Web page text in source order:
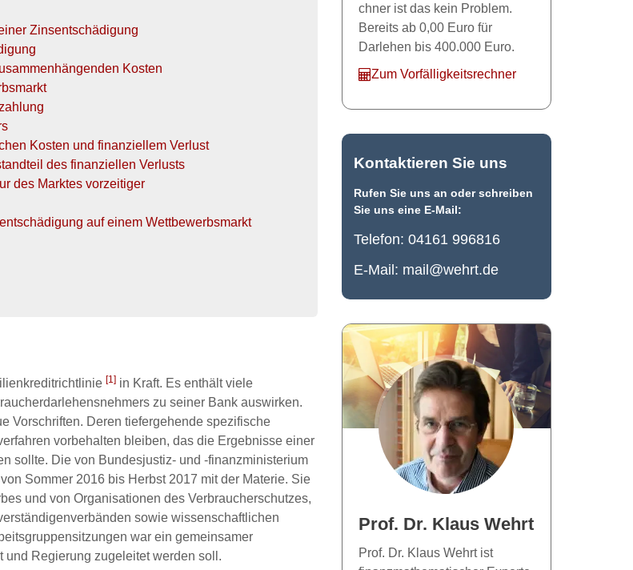
Zinsentschädigung
Kosten
Kosten und finanziellem Verlust
des finanziellen Verlusts
des Marktes vorzeitiger
auf einem Wettbewerbsmarkt
[1] in Kraft. Es enthält viele
zu seiner Bank auswirken.
Vorschriften. Deren tiefergehende spezifische
vorbehalten bleiben, das die Ergebnisse einer
sollte. Die von Bundesjustiz- und -finanzministerium
Sommer 2016 bis Herbst 2017 mit der Materie. Sie
und von Organisationen des Verbraucherschutzes,
sowie wissenschaftlichen
war ein gemeinsamer
Regierung zugeleitet werden soll.
chner ist das kein Problem.
Bereits ab 0,00 Euro für
Darlehen bis 400.000 Euro.
Zum Vorfälligkeitsrechner
Kontaktieren Sie uns
Rufen Sie uns an oder schreiben
Sie uns eine E-Mail:
Telefon: 04161 996816
E-Mail: mail@wehrt.de
Prof. Dr. Klaus Wehrt
Prof. Dr. Klaus Wehrt ist